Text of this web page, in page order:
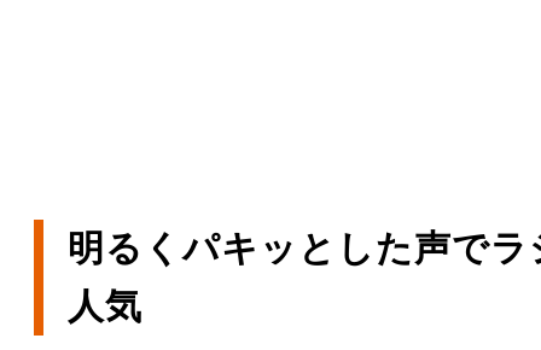
明るくパキッとした声でラ
人気